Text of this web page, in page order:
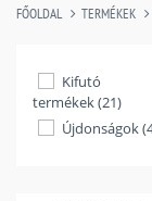
FŐOLDAL TERMÉKEK
Kifutó
termékek (21)
Újdonságok